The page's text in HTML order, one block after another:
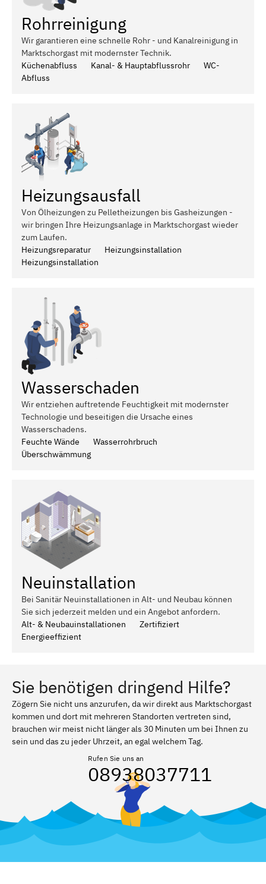
Rohrreinigung
Wir garantieren eine schnelle Rohr - und Kanalreinigung in
Marktschorgast mit modernster Technik.
Küchenabfluss
Kanal- & Hauptabflussrohr
WC-
Abfluss
Heizungsausfall
Von Ölheizungen zu Pelletheizungen bis Gasheizungen -
wir bringen Ihre Heizungsanlage in Marktschorgast wieder
zum Laufen.
Heizungsreparatur
Heizungsinstallation
Heizungsinstallation
Wasserschaden
Wir entziehen auftretende Feuchtigkeit mit modernster
Technologie und beseitigen die Ursache eines
Wasserschadens.
Feuchte Wände
Wasserrohrbruch
Überschwämmung
Neuinstallation
Bei Sanitär Neuinstallationen in Alt- und Neubau können
Sie sich jederzeit melden und ein Angebot anfordern.
Alt- & Neubauinstallationen
Zertifiziert
Energieeffizient
Sie benötigen dringend Hilfe?
Zögern Sie nicht uns anzurufen, da wir direkt aus Marktschorgast
kommen und dort mit mehreren Standorten vertreten sind,
brauchen wir meist nicht länger als 30 Minuten um bei Ihnen zu
sein und das zu jeder Uhrzeit, an egal welchem Tag.
Rufen Sie uns an
08938037711